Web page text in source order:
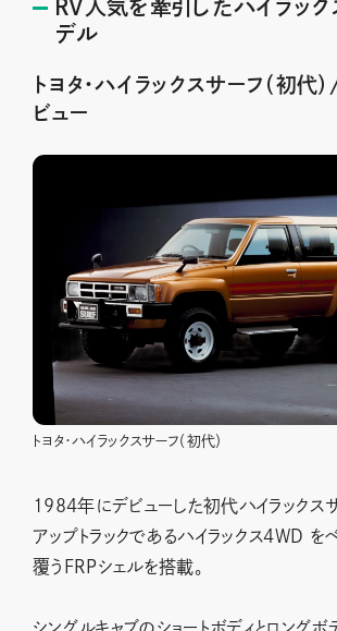
RV人気を牽引したハイラッ
デル
トヨタ・ハイラックスサーフ（初
ビュー
トヨタ・ハイラックスサーフ（初代）
1984年にデビューした初代ハイラックスサ
アップトラックであるハイラックス4WD を
覆うFRPシェルを搭載。